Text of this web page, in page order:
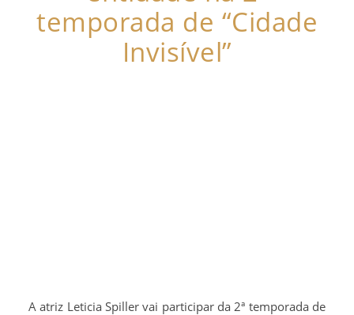
temporada de “Cidade
Invisível”
A atriz Leticia Spiller vai participar da 2ª temporada de